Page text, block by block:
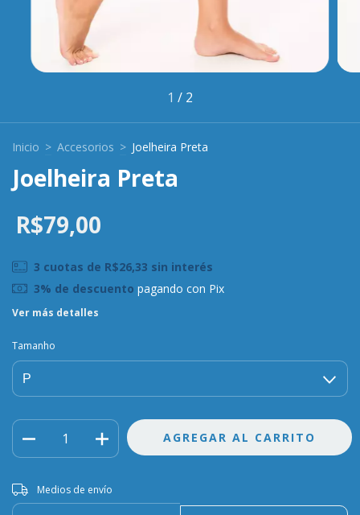
1 / 2
Inicio > Accesorios > Joelheira Preta
Joelheira Preta
R$79,00
3 cuotas de R$26,33 sin interés
3% de descuento pagando con Pix
Ver más detalles
Tamanho
Entregas para el CP:
Medios de envío